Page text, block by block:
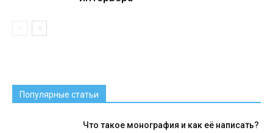
Популярные статьи
Что такое монография и как её написать?